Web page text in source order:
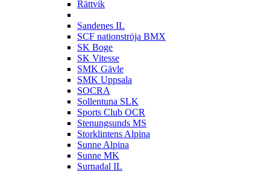
Rättvik
Sandenes IL
SCF nationströja BMX
SK Boge
SK Vitesse
SMK Gävle
SMK Uppsala
SOCRA
Sollentuna SLK
Sports Club OCR
Stenungsunds MS
Storklintens Alpina
Sunne Alpina
Sunne MK
Surnadal IL